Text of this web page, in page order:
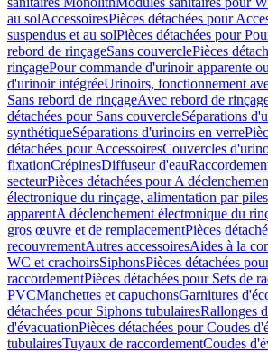
au solAccessoiresPièces détachées pour
suspendus et au solPièces détachées pour
rebord de rinçageSans couverclePièces
rinçagePour commande d'urinoir apparente
d'urinoir intégréeUrinoirs, fonctionnement
Sans rebord de rinçageAvec rebord de
détachées pour Sans couvercleSéparations
synthétiqueSéparations d'urinoirs en verre
détachées pour AccessoiresCouvercles
fixationCrépinesDiffuseur d'eau
secteurPièces détachées pour A
électronique du rinçage, alimentation par piles
apparentA déclenchement électronique du
gros œuvre et de remplacementPièces
recouvrementAutres accessoiresAides à la
WC et crachoirsSiphonsPièces détachées
raccordementPièces détachées pour Sets de
PVCManchettes et capuchonsGarnitures
détachées pour Siphons tubulairesRallonges
d'évacuationPièces détachées pour Coudes
tubulairesTuyaux de raccordementCoudes